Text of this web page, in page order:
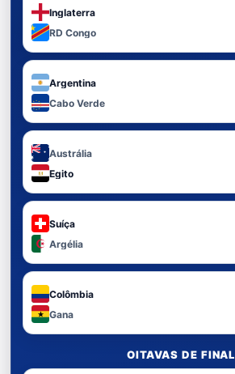
Inglaterra
RD Congo
Argentina
Cabo Verde
Austrália
Egito
Suíça
Argélia
Colômbia
Gana
OITAVAS DE FINAL